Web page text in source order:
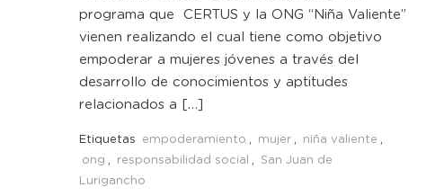
programa que CERTUS y la ONG “Niña Valiente”
vienen realizando el cual tiene como objetivo
empoderar a mujeres jóvenes a través del
desarrollo de conocimientos y aptitudes
relacionados a […]
Etiquetas empoderamiento , mujer , niña valiente ,
ong , responsabilidad social ,
San Juan de
Lurigancho